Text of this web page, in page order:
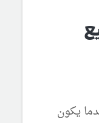
يكون